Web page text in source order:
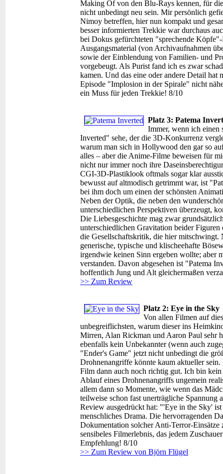
Making Of von den Blu-Rays kennen, für
nicht unbedingt neu sein. Mir persönlich
Nimoy betreffen, hier nun kompakt und
besser informierten Trekkie war durchaus
bei Dokus gefürchteten "sprechende
Ausgangsmaterial (von Archivaufnahmen
sowie der Einblendung von Familien- und
vorgebeugt. Als Purist fand ich es zwar
kamen. Und das eine oder andere Detail
Episode "Implosion in der Spirale" nicht
ein Muss für jeden Trekkie! 8/10
Platz 3: Patema
Immer, wenn ich einen
Inverted" sehe, der die 3D-Konkurrenz
warum man sich in Hollywood den gar so
alles – aber die Anime-Filme beweisen für
nicht nur immer noch ihre
CGI-3D-Plastiklook oftmals sogar klar
bewusst auf altmodisch getrimmt war, ist
bei ihm doch um einen der schönsten
Neben der Optik, die neben den
unterschiedlichen Perspektiven überzeugt,
Die Liebesgeschichte mag zwar
unterschiedlichen Gravitation beider
die Gesellschaftskritik, die hier
generische, typische und klischeehafte
irgendwie keinen Sinn ergeben wollte; aber
verstanden. Davon abgesehen ist "Patema
hoffentlich Jung und Alt gleichermaßen
>> Zum Review
Platz 2: Eye in the Sky
Von allen Filmen auf
unbegreiflichsten, warum dieser ins
Mirren, Alan Rickman und Aaron Paul sehr
ebenfalls kein Unbekannter (wenn auch
"Ender's Game" jetzt nicht unbedingt die
Drohnenangriffe könnte kaum aktueller
Film dann auch noch richtig gut. Ich bin
Ablauf eines Drohnenangriffs ungemein
allem dann so Momente, wie wenn das
teilweise schon fast unerträgliche
Review ausgedrückt hat: "'Eye in the Sky'
menschliches Drama. Die hervorragenden
Dokumentation solcher Anti-Terror-Einsätze
sensibeles Filmerlebnis, das jedem
Empfehlung! 8/10
>> Zum Review von Björn Flügel